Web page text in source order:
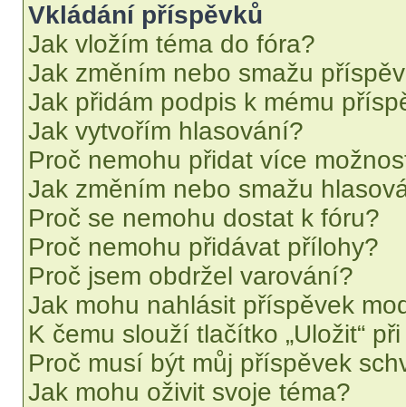
Vkládání příspěvků
Jak vložím téma do fóra?
Jak změním nebo smažu
Jak přidám podpis k mému
Jak vytvořím hlasování?
Proč nemohu přidat více
Jak změním nebo smažu
Proč se nemohu dostat k fóru?
Proč nemohu přidávat přílohy?
Proč jsem obdržel varování?
Jak mohu nahlásit příspěvek
K čemu slouží tlačítko „Uložit“
Proč musí být můj příspěvek
Jak mohu oživit svoje téma?